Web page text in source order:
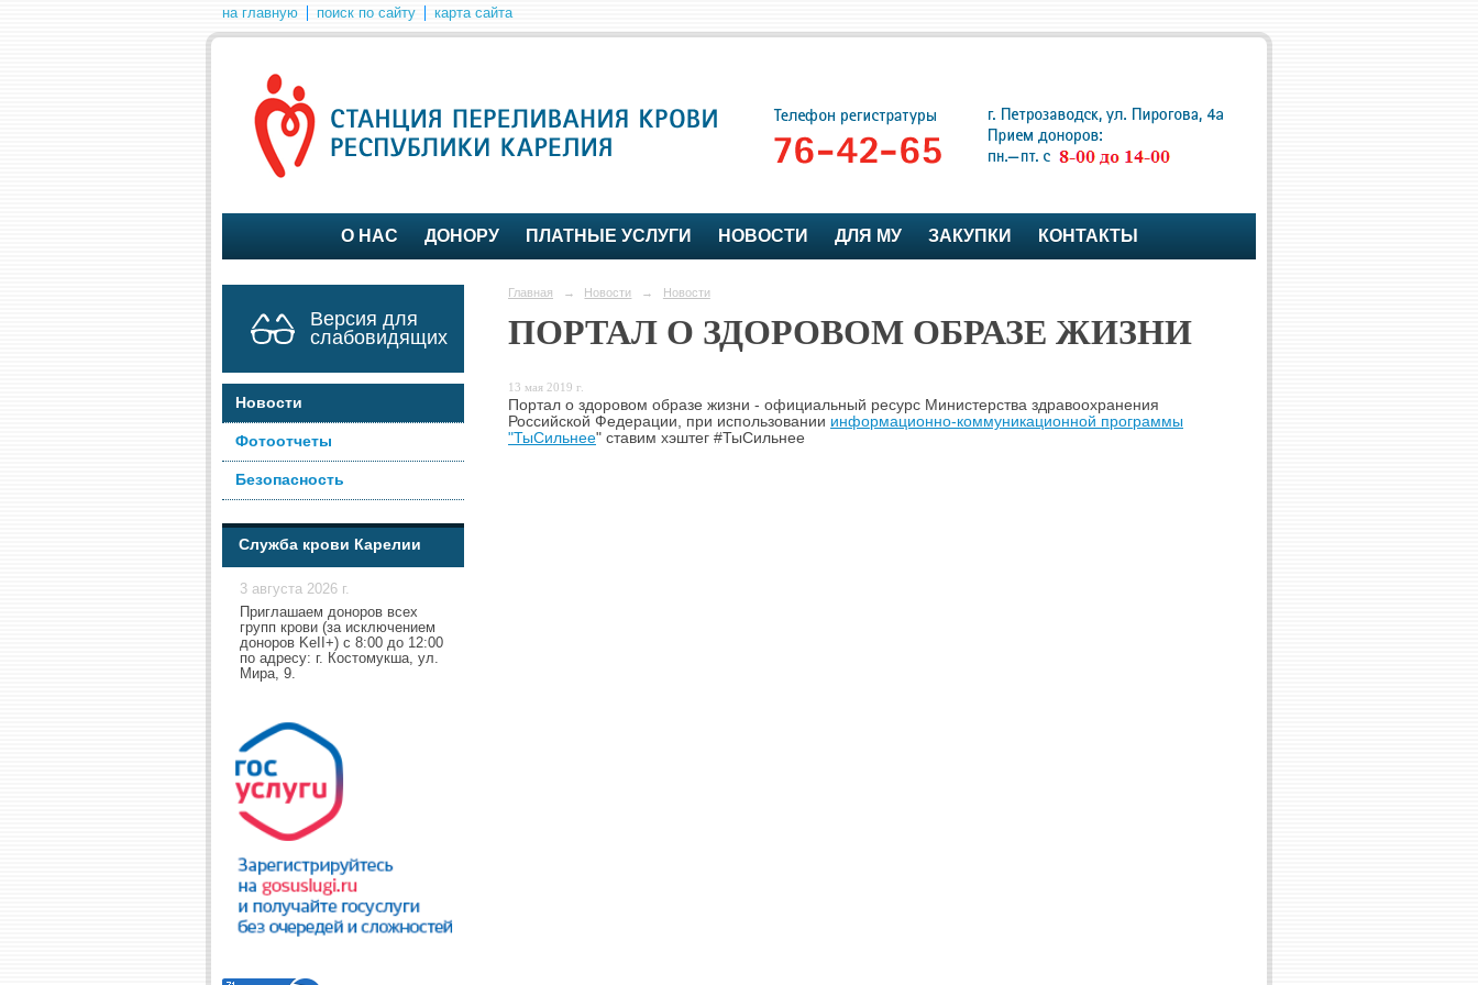
на главную поиск по сайту карта сайта
О НАС ДОНОРУ ПЛАТНЫЕ УСЛУГИ НОВОСТИ ДЛЯ МУ ЗАКУПКИ КОНТАКТЫ
Версия для
слабовидящих
Новости
Фотоотчеты
Безопасность
Служба крови Карелии
3 августа 2026 г.
Приглашаем доноров всех
групп крови (за исключением
доноров KeII+) с 8:00 до 12:00
по адресу: г. Костомукша, ул.
Мира, 9.
Главная → Новости → Новости
ПОРТАЛ О ЗДОРОВОМ ОБРАЗЕ ЖИЗНИ
13 мая 2019 г.
Портал о здоровом образе жизни - официальный ресурс Министерства здравоохранения
Российской Федерации, при использовании информационно-коммуникационной программы
"ТыСильнее" ставим хэштег #ТыСильнее